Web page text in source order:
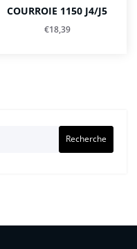
COURROIE 1150 J4/J5
€18,39
Recherche